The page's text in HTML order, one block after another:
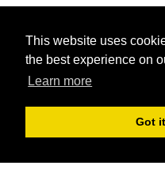
This website uses
the best experience on
Learn more
Got